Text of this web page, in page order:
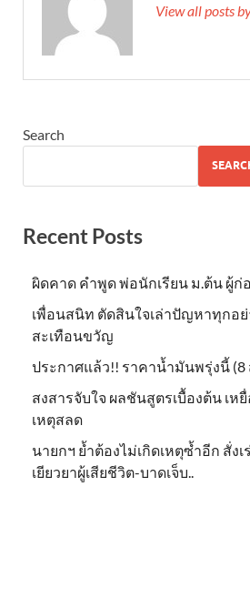
View all posts
Search
Recent Posts
ผิดคาด คำพูด พ่อนักเรียน ม.ต้น ผู้ก่
เพื่อนสนิท ตัดสินใจเล่าปัญหาทุกอย่
สะเทือนขวัญ
ประกาศแล้ว!! ราคาน้ำมันพรุ่งนี้ (8
สงสารจับใจ ผลชันสูตรเบื้องต้น เห
เหตุสลด
นายกฯ ย้ำต้องไม่เกิดเหตุซ้ำอีก สั่งเ
เยียวยาผู้เสียชีวิต-บาดเจ็บ..